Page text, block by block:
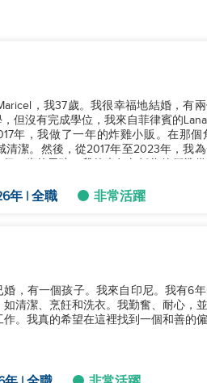
，我37歲。我很幸福地結婚，有
但沒有完成學位，我來自菲律賓的
年，我做了一年的炸雞小販。在那
潔。然後，從2017年至2023年，我
年 | 全職 非常活躍
，有一個孩子。我來自印尼。我有6
清潔、烹飪和洗衣。我勤奮、耐心，
。我真的希望在這裡找到一個和善的